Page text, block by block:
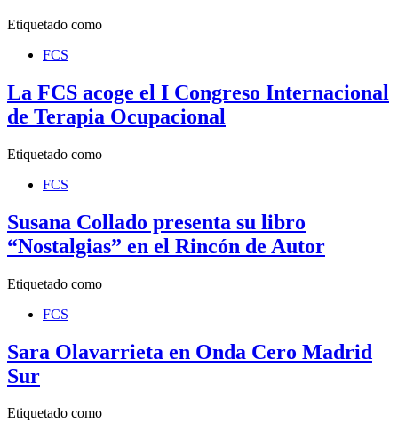
Etiquetado como
FCS
La FCS acoge el I Congreso Internacional
de Terapia Ocupacional
Etiquetado como
FCS
Susana Collado presenta su libro
“Nostalgias” en el Rincón de Autor
Etiquetado como
FCS
Sara Olavarrieta en Onda Cero Madrid
Sur
Etiquetado como